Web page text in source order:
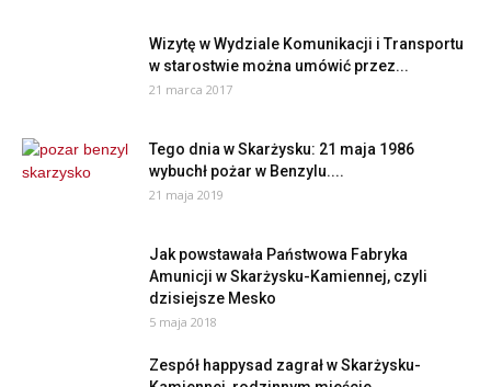
Wizytę w Wydziale Komunikacji i Transportu
w starostwie można umówić przez...
21 marca 2017
Tego dnia w Skarżysku: 21 maja 1986
wybuchł pożar w Benzylu....
21 maja 2019
Jak powstawała Państwowa Fabryka
Amunicji w Skarżysku-Kamiennej, czyli
dzisiejsze Mesko
5 maja 2018
Zespół happysad zagrał w Skarżysku-